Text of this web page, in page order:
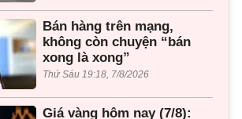
Bán hàng trên mạng,
không còn chuyện “bán
xong là xong”
Thứ Sáu 19:18, 7/8/2026
Giá vàng hôm nay (7/8):